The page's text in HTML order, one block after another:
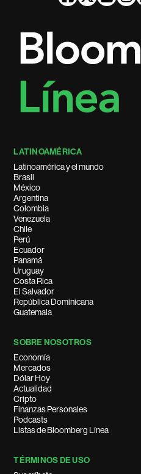
LATINOAMÉRICA
Latinoamérica y el mundo
Brasil
México
Argentina
Colombia
Venezuela
Chile
Perú
Ecuador
Panamá
Uruguay
Costa Rica
El Salvador
República Dominicana
Guatemala
SOBRE NOSOTROS
Economía
Mercados
Dólar Hoy
Actualidad
Cripto
Finanzas Personales
Podcasts
Listas de Bloomberg Línea
TÉRMINOS DE USO